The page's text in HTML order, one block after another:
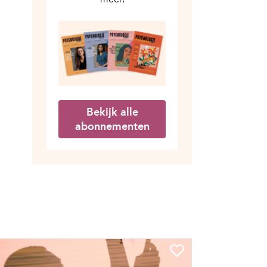
Bekijk alle
abonnementen